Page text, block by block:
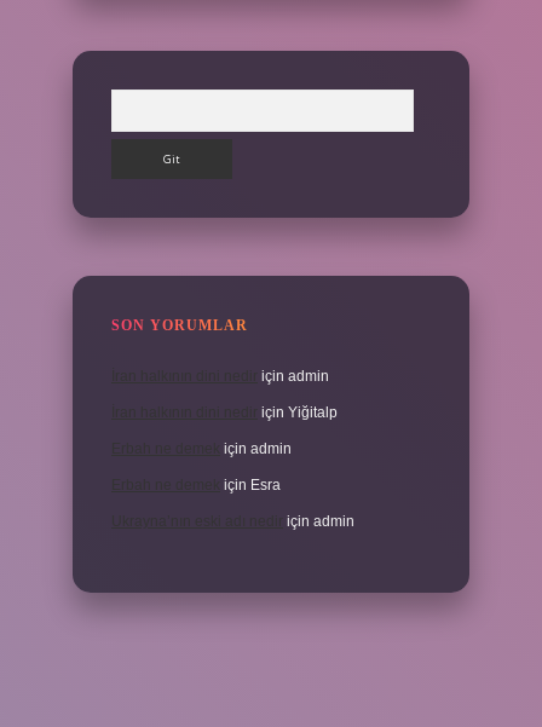
SON YORUMLAR
için admin
için Yiğitalp
için admin
için Esra
için admin